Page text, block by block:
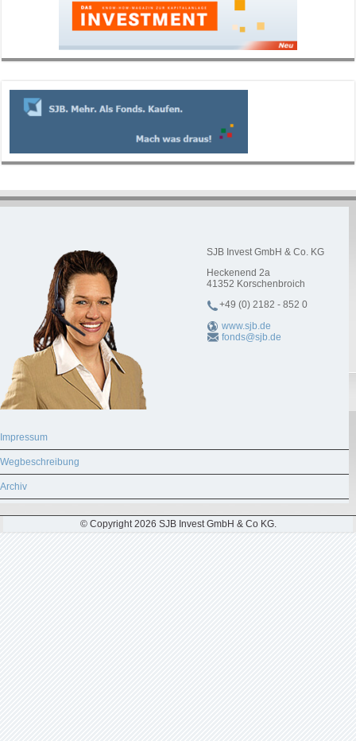
SJB Invest GmbH & Co. KG
Heckenend 2a
41352 Korschenbroich
+49 (0) 2182 - 852 0
www.sjb.de
fonds@sjb.de
Impressum
Wegbeschreibung
Archiv
© Copyright 2026 SJB Invest GmbH & Co KG.